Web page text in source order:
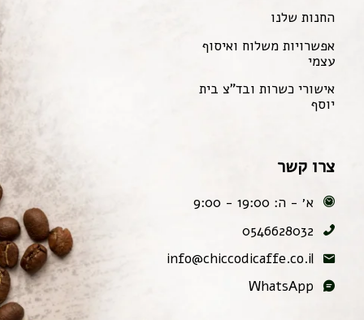
החנות שלנו
אפשרויות משלוח ואיסוף
עצמי
אישורי כשרות ובד"צ בית
יוסף
צרו קשר
א׳ - ה: 19:00 - 9:00
0546628032
info@chiccodicaffe.co.il
WhatsApp